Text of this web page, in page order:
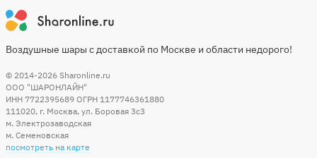
Воздушные шары с доставкой по Москве и области недорого!
© 2014-2026 Sharonline.ru
ООО "ШАРОНЛАЙН"
ИНН 7722395689 ОГРН 1177746361880
111020, г. Москва, ул. Боровая 3c3
м. Электрозаводская
м. Семеновская
посмотреть на карте